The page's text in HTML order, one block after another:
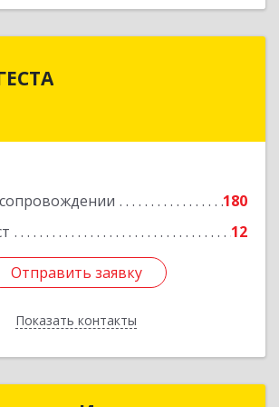
180
12
Отправить заявку
Показать контакты
Отправить заявку
Назад